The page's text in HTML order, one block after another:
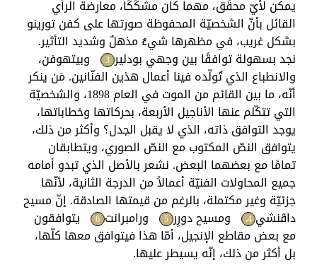
يمكن لأيّ محقِّق، مهما كان مشكِّكًا، معارضة الرأي
القائل بأنّ الشخصيّة المحفوظة صورتها على كفن تورينو
بشكل غريب، في مظهرها شيءٌ مذهلٌ وشديد التأثير.
نجد بسهولة توافقًا بين وجهي بودلير 3
وبيتهوفن،
والانطباع الذي تُولّده فينا أعمال هذين الفنّانين. مَن ينكر
أنّه، ما بين القائم من الموت في العام 1898، والشخصيّة
التي تتكّلم عنها الأناجيل الأربعة، بحركاتها وخطاباتها،
يوجد التوافق ذاته، الذي لا يقبل الجدل؟ وأكثر من ذلك،
يتوافق النصّ المكتوب مع النصّ الصوري، ويتطابقان
تمامًا مع بعضهما البعض. نشعر بالأصل الذي تبدو أمامه
جميع المحاولات الفنيّة أعمالاً من الدرجة الثانية، لأنّها
جزئيّة وغير مكتملة، بالرغم من قيمتها الصادقة. إنّ مسيح
داڤنشي 4، ومسيح دورِر 5 ورامبرانت 6
يتوافقون
مع بعض مقاطع الإنجيل، أمّا هذا فيتوافق معها كلّها،
بل أكثر من ذلك، إنّه يسيطر عليها.